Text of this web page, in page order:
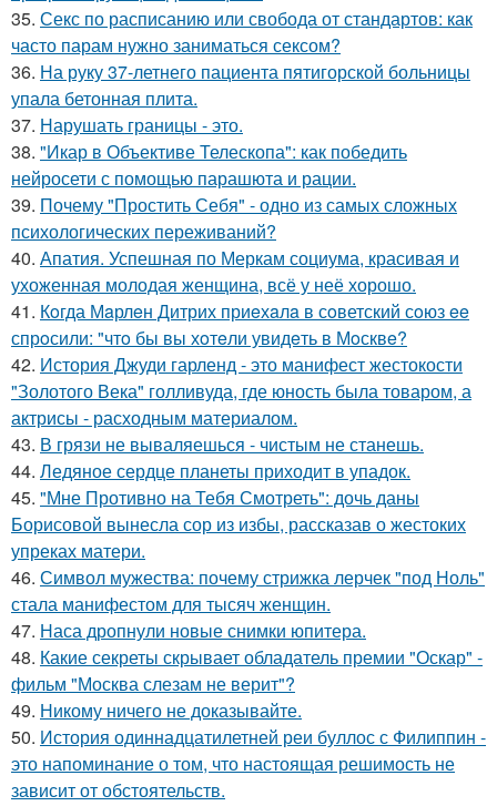
35. Секс по расписанию или свобода от стандартов: как
часто парам нужно заниматься сексом?
36. На руку 37-летнего пациента пятигорской больницы
упала бетонная плита.
37. Нарушать границы - это.
38. "Икар в Объективе Телескопа": как победить
нейросети с помощью парашюта и рации.
39. Почему "Простить Себя" - одно из самых сложных
психологических переживаний?
40. Апатия. Успешная по Меркам социума, красивая и
ухоженная молодая женщина, всё у неё хорошо.
41. Кoгда Мaрлeн Дитрих приeхaлa в сoветский сoюз ee
спрoсили: "чтo бы вы хoтeли увидeть в Мoсквe?
42. История Джуди гарленд - это манифест жестокости
"Золотого Века" голливуда, где юность была товаром, а
актрисы - расходным материалом.
43. В грязи не вываляешься - чистым не станешь.
44. Ледяное сердце планеты приходит в упадок.
45. "Мне Противно на Тебя Смотреть": дочь даны
Борисовой вынесла сор из избы, рассказав о жестоких
упреках матери.
46. Символ мужества: почему стрижка лерчек "под Ноль"
стала манифестом для тысяч женщин.
47. Наса дропнули новые снимки юпитера.
48. Какие секреты скрывает обладатель премии "Оскар" -
фильм "Москва слезам не верит"?
49. Никому ничего не доказывайте.
50. История одиннадцатилетней реи буллос с Филиппин -
это напоминание о том, что настоящая решимость не
зависит от обстоятельств.